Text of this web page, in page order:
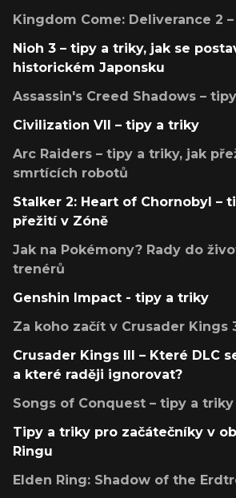
Kingdom Come: Deliverance 2
Nioh 3 – tipy a triky, jak se
historickém Japonsku
Assassin's Creed Shadows –
Civilization VII – tipy a triky
Arc Raiders – tipy a triky, jak
smrtících robotů
Stalker 2: Heart of Chornobyl –
přežití v Zóně
Jak na Pokémony? Rady do
trenérů
Genshin Impact - tipy a triky
Za koho začít v Crusader Kings
Crusader Kings III – Které DLC
a které raději ignorovat?
Songs of Conquest – tipy a triky
Tipy a triky pro začátečníky v
Ringu
Elden Ring: Shadow of the